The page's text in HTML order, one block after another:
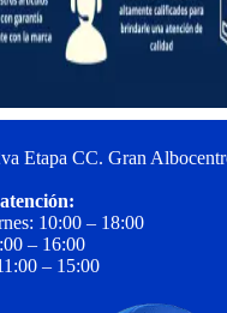
Etapa CC. Gran
10:00 – 18:00
– 16:00
– 15:00